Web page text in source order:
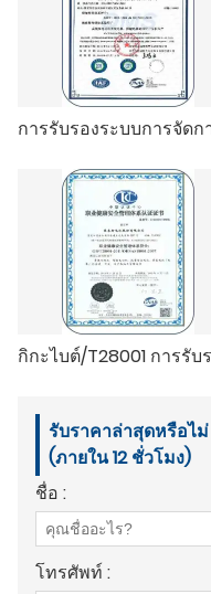
รับราคาล่าสุดหรือไ
(ภายใน 12 ชั่วโมง)
ชื่อ :
โทรศัพท์ :